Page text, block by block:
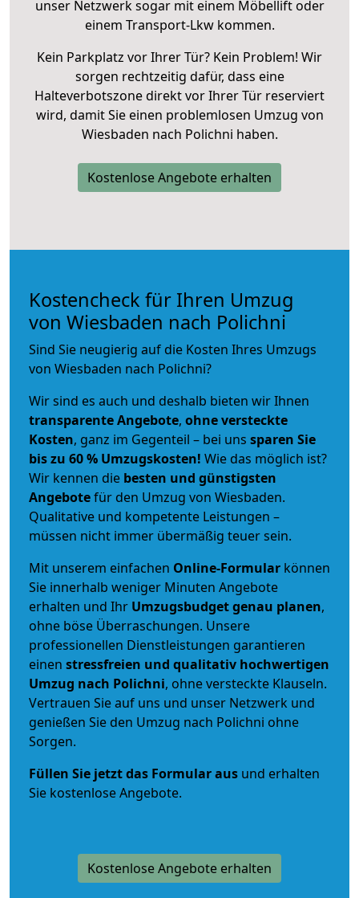
unser Netzwerk sogar mit einem Möbellift oder
einem Transport-Lkw kommen.
Kein Parkplatz vor Ihrer Tür? Kein Problem! Wir
sorgen rechtzeitig dafür, dass eine
Halteverbotszone direkt vor Ihrer Tür reserviert
wird, damit Sie einen problemlosen Umzug von
Wiesbaden nach Polichni haben.
Kostenlose Angebote erhalten
Kostencheck für Ihren Umzug
von Wiesbaden nach Polichni
Sind Sie neugierig auf die Kosten Ihres Umzugs
von Wiesbaden nach Polichni?
Wir sind es auch und deshalb bieten wir Ihnen
transparente Angebote, ohne versteckte
Kosten, ganz im Gegenteil – bei uns sparen Sie
bis zu 60 % Umzugskosten! Wie das möglich ist?
Wir kennen die besten und günstigsten
Angebotefür den Umzug von Wiesbaden.
Qualitative und kompetente Leistungen –
müssen nicht immer übermäßig teuer sein.
Mit unserem einfachen Online-Formular können
Sie innerhalb weniger Minuten Angebote
erhalten und Ihr Umzugsbudgetgenau planen,
ohne böse Überraschungen. Unsere
professionellen Dienstleistungen garantieren
einen stressfreien und qualitativ hochwertigen
Umzug nach Polichni, ohne versteckte Klauseln.
Vertrauen Sie auf uns und unser Netzwerk und
genießen Sie den Umzug nach Polichni ohne
Sorgen.
Füllen Sie jetzt das Formular aus und erhalten
Sie kostenlose Angebote.
Kostenlose Angebote erhalten